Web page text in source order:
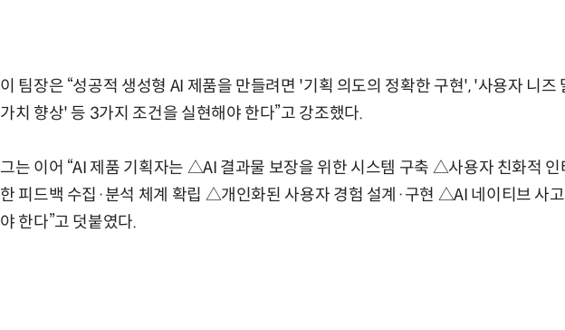
이 팀장은 “성공적 생성형 AI 제품을 만들려면 '기획 의도의 정확한 구현', '사용자 니즈
가치 향상' 등 3가지 조건을 실현해야 한다”고 강조했다.
그는 이어 “AI 제품 기획자는 △AI 결과물 보장을 위한 시스템 구축 △사용자 친화적
한 피드백 수집·분석 체계 확립 △개인화된 사용자 경험 설계·구현 △AI 네이티브 사
야 한다”고 덧붙였다.